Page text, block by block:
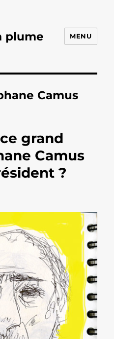
plume MENU
Camus
grand
Camus
?